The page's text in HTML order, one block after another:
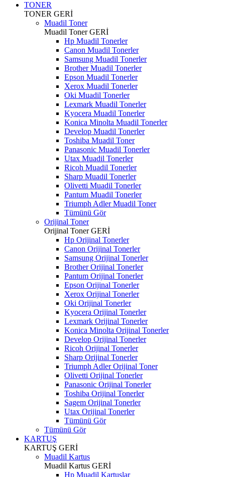
TONER
TONER GERİ
Muadil Toner
Muadil TonerGERİ
Hp Muadil Tonerler
Canon Muadil Tonerler
Samsung Muadil Tonerler
Brother Muadil Tonerler
Epson Muadil Tonerler
Xerox Muadil Tonerler
Oki Muadil Tonerler
Lexmark Muadil Tonerler
Kyocera Muadil Tonerler
Konica Minolta Muadil Tonerler
Develop Muadil Tonerler
Toshiba Muadil Toner
Panasonic Muadil Tonerler
Utax Muadil Tonerler
Ricoh Muadil Tonerler
Sharp Muadil Tonerler
Olivetti Muadil Tonerler
Pantum Muadil Tonerler
Triumph Adler Muadil Toner
Tümünü Gör
Orijinal Toner
Orijinal TonerGERİ
Hp Orijinal Tonerler
Canon Orijinal Tonerler
Samsung Orijinal Tonerler
Brother Orijinal Tonerler
Pantum Orijinal Tonerler
Epson Orijinal Tonerler
Xerox Orijinal Tonerler
Oki Orijinal Tonerler
Kyocera Orijinal Tonerler
Lexmark Orijinal Tonerler
Konica Minolta Orijinal Tonerler
Develop Orijinal Tonerler
Ricoh Orijinal Tonerler
Sharp Orijinal Tonerler
Triumph Adler Orijinal Toner
Olivetti Orijinal Tonerler
Panasonic Orijinal Tonerler
Toshiba Orijinal Tonerler
Sagem Orijinal Tonerler
Utax Orijinal Tonerler
Tümünü Gör
Tümünü Gör
KARTUŞ
KARTUŞ GERİ
Muadil Kartus
Muadil Kartus GERİ
Hp Muadil Kartuslar